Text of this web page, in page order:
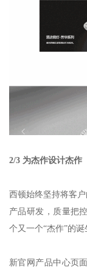
2/3 为杰作设计杰作
西顿始终坚持将客
产品研发，质量把
个又一个“杰作”的诞
新官网产品中心页